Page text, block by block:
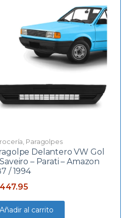
Paragolpes
Delantero VW Gol
– Parati – Amazon
/ 1994
Añadir al carrito